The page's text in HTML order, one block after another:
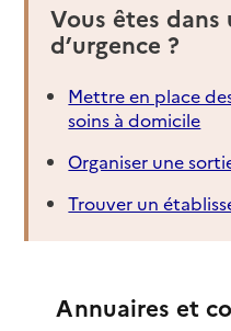
Vous êtes
d’urgence ?
Mettre en place
soins à domicile
Organiser une
Trouver un
Annuaires et